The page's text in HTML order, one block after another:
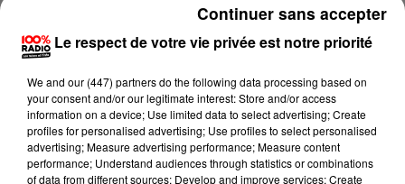
Le respect de votre vie privée est notre priorité
We and our (447) partnersdo the following data processing based on
your consent and/or our legitimate interest: Store and/or access
information on a device; Use limited data to select advertising; Create
profiles for personalised advertising; Use profiles to select personalised
advertising; Measure advertising performance; Measure content
performance; Understand audiences through statistics or combinations
of data from different sources; Develop and improve services; Create
Continuer sans accepter